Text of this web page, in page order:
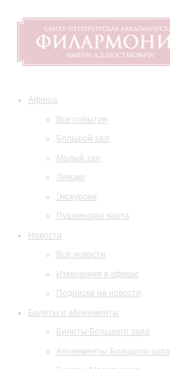
Афиша
Все события
Большой зал
Малый зал
Лекции
Экскурсии
Пушкинская карта
Новости
Все новости
Изменения в афише
Подписка на новости
Билеты и абонементы
Билеты Большого зала
Абонементы Большого зала